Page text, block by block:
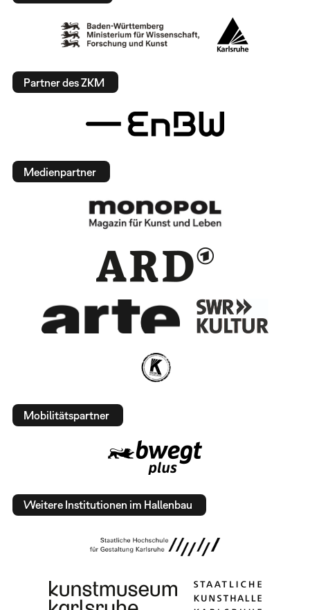
Partner des ZKM
Medienpartner
Mobilitätspartner
Weitere Institutionen im Hallenbau